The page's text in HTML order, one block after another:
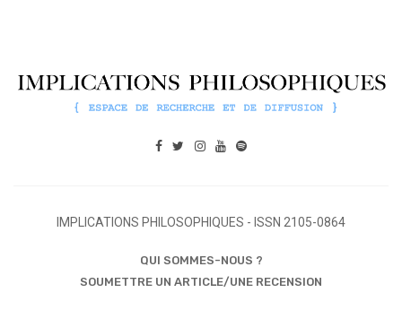
IMPLICATIONS PHILOSOPHIQUES - ISSN 2105-0864
QUI SOMMES-NOUS ?
SOUMETTRE UN ARTICLE/UNE RECENSION